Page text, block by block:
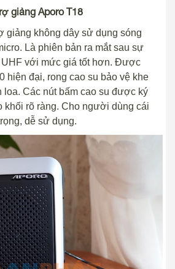
giảng Aporo T18
giảng không dây sử dụng sóng
Là phiên bản ra mắt sau sự
UHF với mức giá tốt hơn. Được
hiện đại, rong cao su bảo vệ khe
loa. Các nút bấm cao su được ký
khối rõ ràng. Cho người dùng cái
dễ sử dụng.